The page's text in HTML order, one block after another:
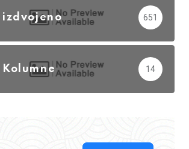
izdvojeno 651
Kolumne 14